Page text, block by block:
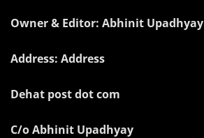
Owner & Editor: Abhinit Upadhyay
Address: Address
Dehat post dot com
C/o Abhinit Upadhyay